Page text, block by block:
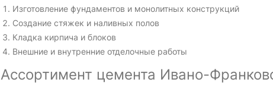
Изготовление фундаментов и монолитных конструкций
Создание стяжек и наливных полов
Кладка кирпича и блоков
Внешние и внутренние отделочные работы
Ассортимент цемента Ивано-